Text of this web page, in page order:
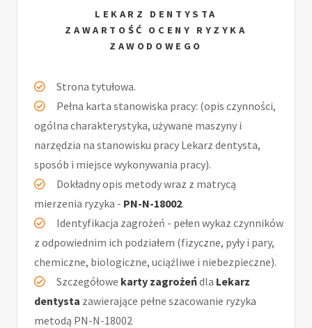
LEKARZ DENTYSTA
ZAWARTOŚĆ OCENY RYZYKA
ZAWODOWEGO
Strona tytułowa.
Pełna karta stanowiska pracy: (opis czynności,
ogólna charakterystyka, używane maszyny i
narzędzia na stanowisku pracy Lekarz dentysta,
sposób i miejsce wykonywania pracy).
Dokładny opis metody wraz z matrycą
mierzenia ryzyka - PN-N-18002.
Identyfikacja zagrożeń - pełen wykaz czynników
z odpowiednim ich podziałem (fizyczne, pyły i pary,
chemiczne, biologiczne, uciążliwe i niebezpieczne).
Szczegółowe karty zagrożeńdla Lekarz
dentysta zawierające pełne szacowanie ryzyka
metodą PN-N-18002